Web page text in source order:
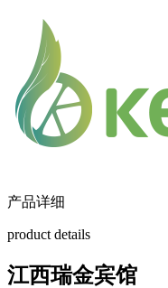
产品详细
product details
江西瑞金宾馆